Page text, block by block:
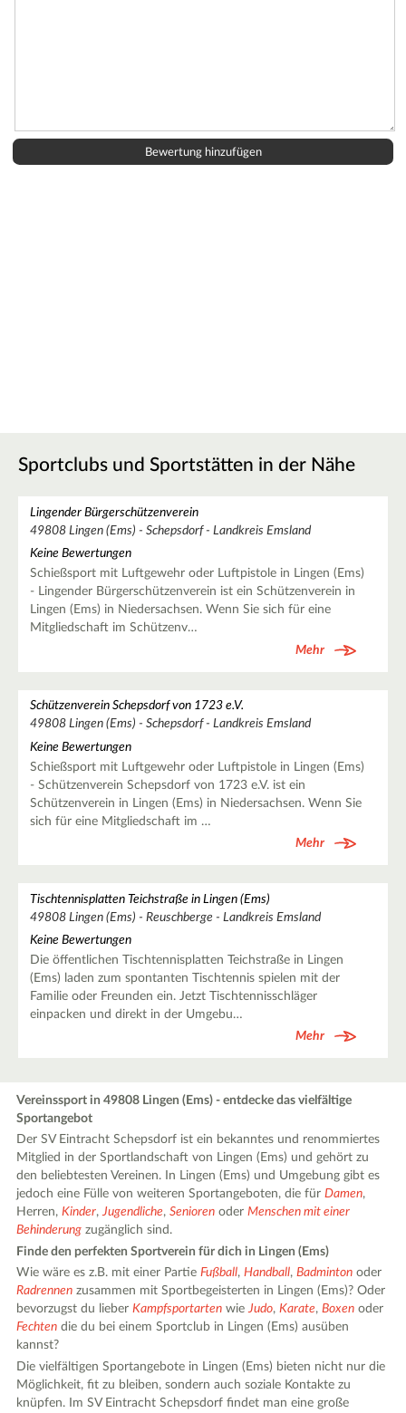
Sportclubs und Sportstätten in der Nähe
Lingender Bürgerschützenverein
49808 Lingen (Ems) - Schepsdorf - Landkreis Emsland
Keine Bewertungen
Schießsport mit Luftgewehr oder Luftpistole in Lingen (Ems)
- Lingender Bürgerschützenverein ist ein Schützenverein in
Lingen (Ems) in Niedersachsen. Wenn Sie sich für eine
Mitgliedschaft im Schützenv…
Mehr
Schützenverein Schepsdorf von 1723 e.V.
49808 Lingen (Ems) - Schepsdorf - Landkreis Emsland
Keine Bewertungen
Schießsport mit Luftgewehr oder Luftpistole in Lingen (Ems)
- Schützenverein Schepsdorf von 1723 e.V. ist ein
Schützenverein in Lingen (Ems) in Niedersachsen. Wenn Sie
sich für eine Mitgliedschaft im …
Mehr
Tischtennisplatten Teichstraße in Lingen (Ems)
49808 Lingen (Ems) - Reuschberge - Landkreis Emsland
Keine Bewertungen
Die öffentlichen Tischtennisplatten Teichstraße in Lingen
(Ems) laden zum spontanten Tischtennis spielen mit der
Familie oder Freunden ein. Jetzt Tischtennisschläger
einpacken und direkt in der Umgebu…
Mehr
Vereinssport in 49808 Lingen (Ems) - entdecke das vielfältige
Sportangebot
Der SV Eintracht Schepsdorf ist ein bekanntes und renommiertes
Mitglied in der Sportlandschaft von Lingen (Ems) und gehört zu
den beliebtesten Vereinen. In Lingen (Ems) und Umgebung gibt es
jedoch eine Fülle von weiteren Sportangeboten, die fürDamen,
Herren,Kinder,Jugendliche,Senioren oderMenschen mit einer
Behinderung zugänglich sind.
Finde den perfekten Sportverein für dich in Lingen (Ems)
Wie wäre es z.B. mit einer PartieFußball,Handball,Badminton oder
Radrennen zusammen mit Sportbegeisterten in Lingen (Ems)? Oder
bevorzugst du lieberKampfsportarten wieJudo,Karate,Boxen oder
Fechten die du bei einem Sportclub in Lingen (Ems) ausüben
kannst?
Die vielfältigen Sportangebote in Lingen (Ems) bieten nicht nur die
Möglichkeit, fit zu bleiben, sondern auch soziale Kontakte zu
knüpfen. Im SV Eintracht Schepsdorf findet man eine große